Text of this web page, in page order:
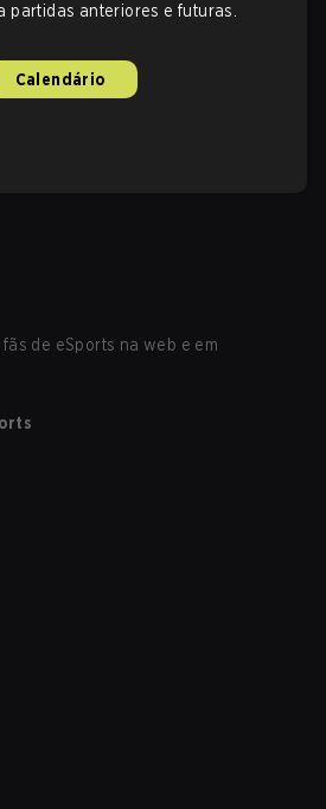
partidas anteriores e futuras.
Calendário
de eSports na web e em